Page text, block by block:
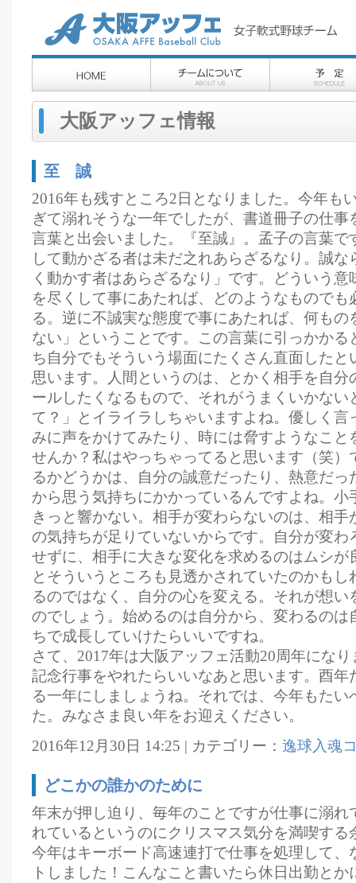
大阪アッフェ情報
至 誠
2016年も残すところ2日となりました。今年も
ぎて溺れそうな一年でしたが、書道冊子の仕事
言葉と出会いました。『至誠』。孟子の言葉で
して動かざる者は未だ之れあらざるなり。誠
く動かす者はあらざるなり」です。どういう
を尽くして事にあたれば、どのようなものでも
る。逆に不誠実な態度で事にあたれば、何もの
ない」ということです。この言葉に引っかかる
ち自分でもそういう場面にたくさん直面したと
思います。人間というのは、とかく相手を自分
ールしたくなるもので、それがうまくいかない
て？」とイライラしちゃいますよね。優しく言
みに声をかけてみたり、時には脅すようなこと
せんか？私はやっちゃってると思います（笑）
るかどうかは、自分の誠意だったり、熱意だっ
から思う気持ちにかかっているんですよね。小
きっと響かない。相手が変わらないのは、相手
の気持ちが足りていないからです。自分が変わ
せずに、相手に大きな変化を求めるのはムシが
とそういうところも見透かされていたのかもし
るのではなく、自分の心を変える。それが想い
のでしょう。始めるのは自分から、変わるのは
ちで成長していけたらいいですね。
さて、2017年は大阪アッフェ活動20周年にな
記念行事をやれたらいいなあと思います。酉年
る一年にしましょうね。それでは、今年もたい
た。みなさま良い年をお迎えください。
2016年12月30日 14:25 | カテゴリー： 逸球入魂
どこかの誰かのために
年末が押し迫り、毎年のことですが仕事に溺れ
れているというのにクリスマス気分を満喫する
今年はキーボード高速連打で仕事を処理して、
トしました！こんなこと書いたら休日出勤と